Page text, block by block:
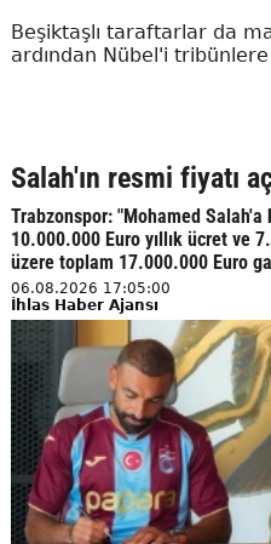
Beşiktaşlı taraftarlar da
ardından Nübel'i tribünlere
Salah'ın resmi fiyatı
Trabzonspor: "Mohamed
10.000.000 Euro yıllık ücret ve
üzere toplam 17.000.000 Euro
06.08.2026 17:05:00
İhlas Haber Ajansı